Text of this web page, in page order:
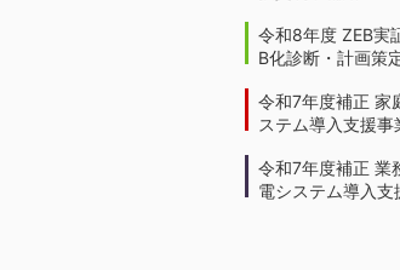
令和8年度 ZEB実
B化診断・計画策
令和7年度補正 家
ステム導入支援事
令和7年度補正 業
電システム導入支